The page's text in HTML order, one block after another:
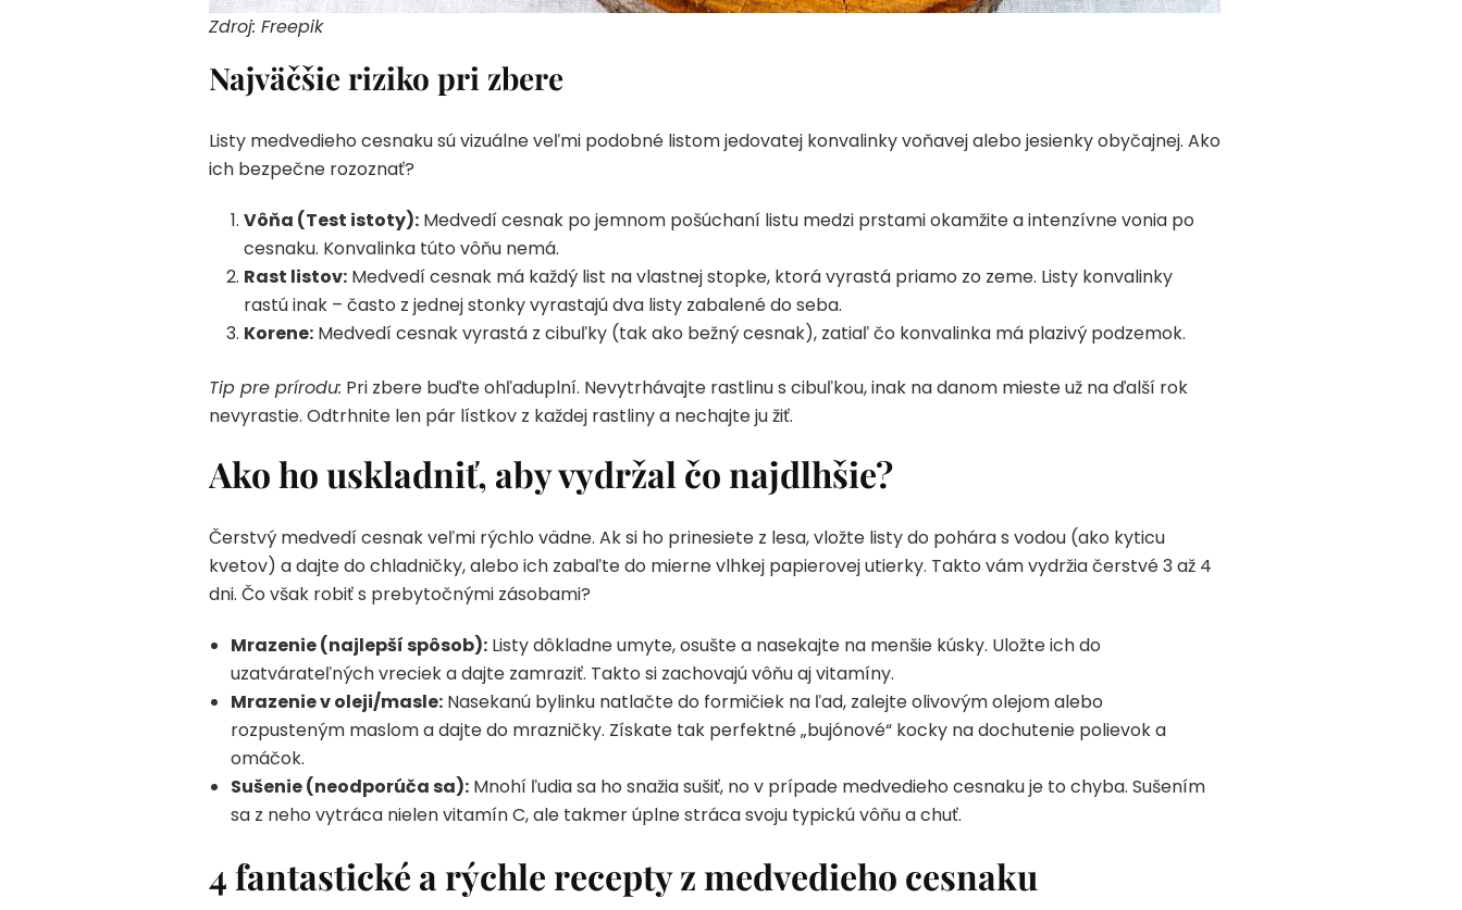
Zdroj: Freepik
Najväčšie riziko pri zbere
Listy medvedieho cesnaku sú vizuálne veľmi podobné listom jedovatej konvalinky voňavej alebo jesienky obyčajnej. Ako
ich bezpečne rozoznať?
Vôňa (Test istoty): Medvedí cesnak po jemnom pošúchaní listu medzi prstami okamžite a intenzívne vonia po
cesnaku. Konvalinka túto vôňu nemá.
Rast listov: Medvedí cesnak má každý list na vlastnej stopke, ktorá vyrastá priamo zo zeme. Listy konvalinky
rastú inak – často z jednej stonky vyrastajú dva listy zabalené do seba.
Korene: Medvedí cesnak vyrastá z cibuľky (tak ako bežný cesnak), zatiaľ čo konvalinka má plazivý podzemok.
Tip pre prírodu: Pri zbere buďte ohľaduplní. Nevytrhávajte rastlinu s cibuľkou, inak na danom mieste už na ďalší rok
nevyrastie. Odtrhnite len pár lístkov z každej rastliny a nechajte ju žiť.
Ako ho uskladniť, aby vydržal čo najdlhšie?
Čerstvý medvedí cesnak veľmi rýchlo vädne. Ak si ho prinesiete z lesa, vložte listy do pohára s vodou (ako kyticu
kvetov) a dajte do chladničky, alebo ich zabaľte do mierne vlhkej papierovej utierky. Takto vám vydržia čerstvé 3 až 4
dni. Čo však robiť s prebytočnými zásobami?
Mrazenie (najlepší spôsob): Listy dôkladne umyte, osušte a nasekajte na menšie kúsky. Uložte ich do
uzatvárateľných vreciek a dajte zamraziť. Takto si zachovajú vôňu aj vitamíny.
Mrazenie v oleji/masle: Nasekanú bylinku natlačte do formičiek na ľad, zalejte olivovým olejom alebo
rozpusteným maslom a dajte do mrazničky. Získate tak perfektné „bujónové“ kocky na dochutenie polievok a
omáčok.
Sušenie (neodporúča sa): Mnohí ľudia sa ho snažia sušiť, no v prípade medvedieho cesnaku je to chyba. Sušením
sa z neho vytráca nielen vitamín C, ale takmer úplne stráca svoju typickú vôňu a chuť.
4 fantastické a rýchle recepty z medvedieho cesnaku